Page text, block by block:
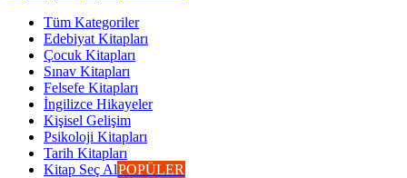
Tüm Kategoriler
Edebiyat Kitapları
Çocuk Kitapları
Sınav Kitapları
Felsefe Kitapları
İngilizce Hikayeler
Kişisel Gelişim
Psikoloji Kitapları
Tarih Kitapları
Kitap Seç AlPOPÜLER